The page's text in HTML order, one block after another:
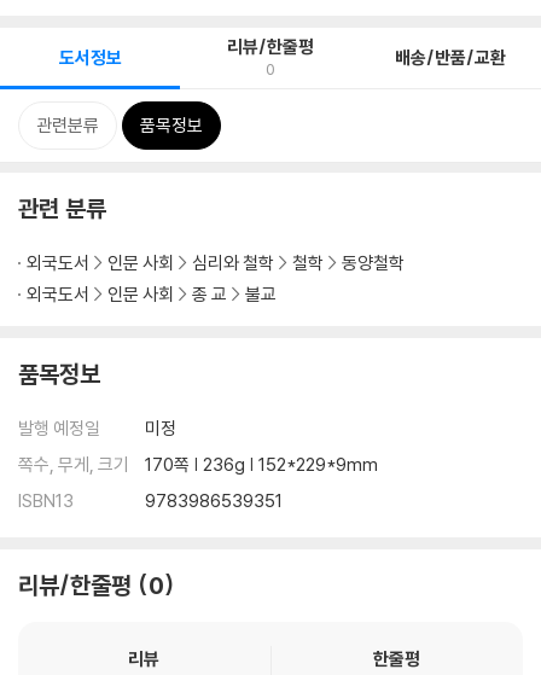
도서정보 리뷰/한줄평
0 배송/반품/교환
관련분류 품목정보
관련 분류
외국도서 인문 사회 심리와 철학 철학
동양철학
외국도서
인문 사회 종 교 불교
품목정보
발행 예정일
미정
쪽수, 무게, 크기
170쪽 | 236g | 152*229*9mm
ISBN13
9783986539351
리뷰/한줄평 0
리뷰
한줄평